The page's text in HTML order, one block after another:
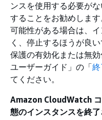
ンスを使用する必要が
することをお勧めしま
可能性がある場合は、
く、停止するほうが良
保護の有効化または無
ユーザーガイド」の「
てください。
Amazon CloudWatch
態のインスタンスを終